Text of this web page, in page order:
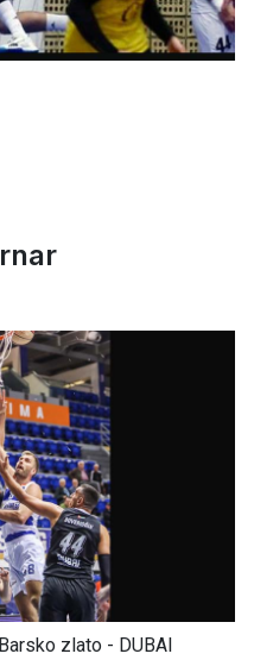
zlato - DUBAI